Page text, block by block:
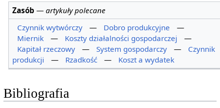
Zasób —artykuły polecane
Czynnik wytwórczy
— Dobro produkcyjne
—
Miernik
— Koszty działalności gospodarczej
—
Kapitał rzeczowy
— System gospodarczy —
Czynnik
produkcji
— Rzadkość — Koszt a wydatek
Bibliografia